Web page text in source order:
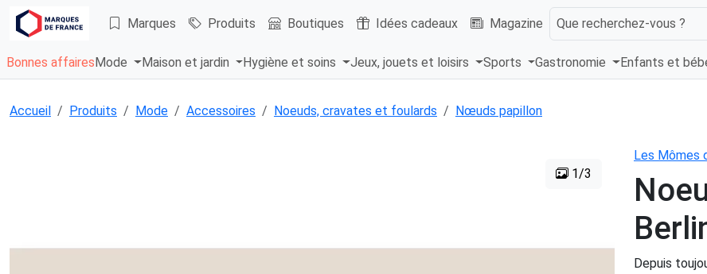
Marques Produits Boutiques Idées cadeaux Magazine Que recherchez-vous ?
Bonnes affaires Mode Maison et jardin Hygiène et soins Jeux, jouets et loisirs Sports Gastronomie Enfants et
Accueil Produits Mode Accessoires Noeuds, cravates et foulards Nœuds papillon
1/3
Les Mômes
Depuis